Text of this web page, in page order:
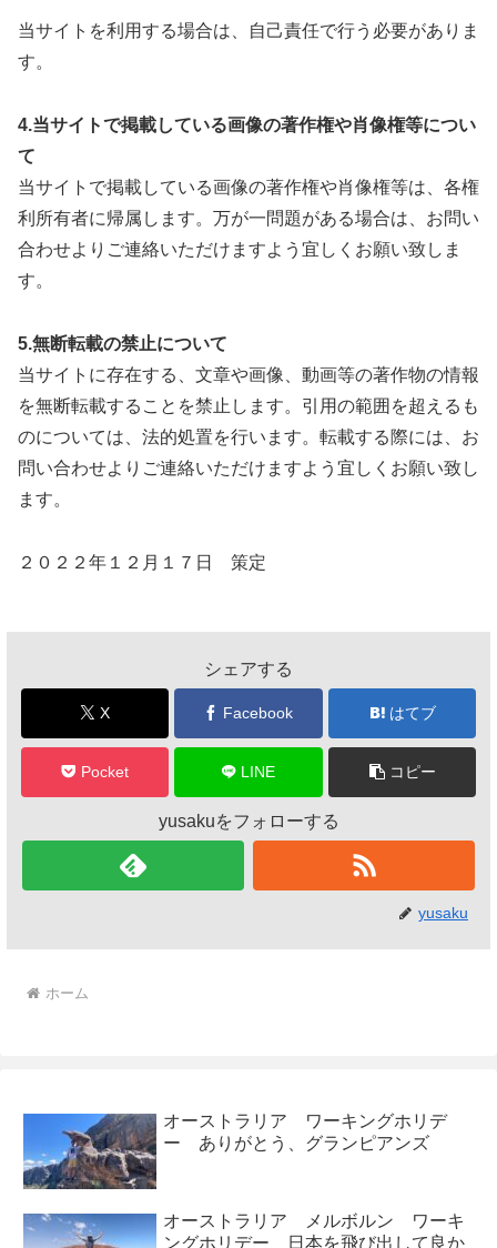
当サイトを利用する場合は、自己責任で行う必要がありま
す。
4.当サイトで掲載している画像の著作権や肖像権等につい
て
当サイトで掲載している画像の著作権や肖像権等は、各権
利所有者に帰属します。万が一問題がある場合は、お問い
合わせよりご連絡いただけますよう宜しくお願い致しま
す。
5.無断転載の禁止について
当サイトに存在する、文章や画像、動画等の著作物の情報
を無断転載することを禁止します。引用の範囲を超えるも
のについては、法的処置を行います。転載する際には、お
問い合わせよりご連絡いただけますよう宜しくお願い致し
ます。
２０２２年１２月１７日 策定
シェアする
X Facebook はてブ
Pocket LINE コピー
yusakuをフォローする
yusaku
ホーム
オーストラリア ワーキングホリデ
ー ありがとう、グランピアンズ
オーストラリア メルボルン ワーキ
ングホリデー 日本を飛び出して良か